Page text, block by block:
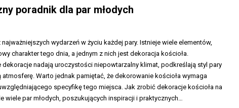
poradnik dla par młodych
wydarzeń w życiu każdej pary. Istnieje wiele elementów,
charakter tego dnia, a jednym z nich jest dekoracja kościoła.
nadają uroczystości niepowtarzalny klimat, podkreślają styl pary
atmosferę. Warto jednak pamiętać, że dekorowanie kościoła wymaga
specyfikę tego miejsca. Jak zrobić dekoracje kościoła na
wiele par młodych, poszukujących inspiracji i praktycznych…